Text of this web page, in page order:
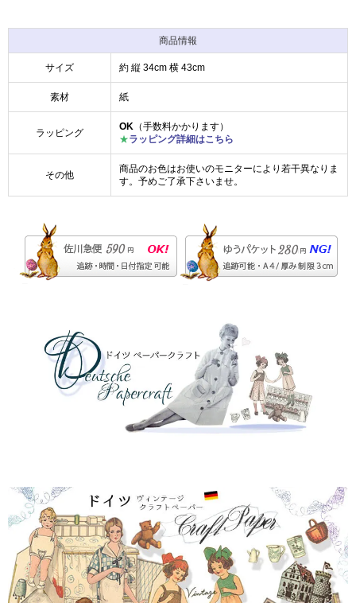
商品情報
サイズ 約 縦 34cm 横 43cm
素材 紙
ラッピング
OK （手数料かかります）
★ラッピング詳細はこちら
その他
商品のお色はお使いのモニターにより若干異なりま
す。予めご了承下さいませ。